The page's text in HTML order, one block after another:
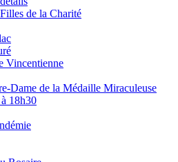
de la Charité
Vincentienne
Dame de la Médaille Miraculeuse
18h30